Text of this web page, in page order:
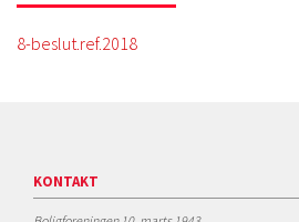
8-beslut.ref.2018
KONTAKT